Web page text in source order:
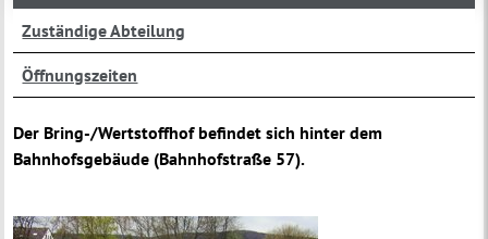
Zuständige Abteilung
Öffnungszeiten
Der Bring-/Wertstoffhof befindet sich hinter dem
Bahnhofsgebäude (Bahnhofstraße 57).